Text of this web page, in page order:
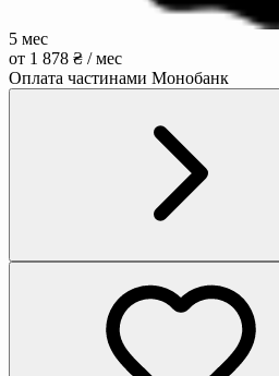
5 мес
от 1 878 ₴ / мес
Оплата частинами Монобанк